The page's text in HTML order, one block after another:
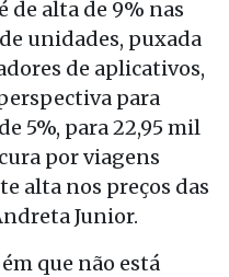
de alta de 9% nas
unidades, puxada
de aplicativos,
para
5%, para 22,95 mil
por viagens
alta nos preços das
Junior.
que não está